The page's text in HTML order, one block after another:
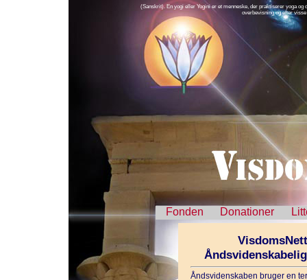
(Sanskrit). En yogi eller Yogini er et menneske, der praktiserer yoga
overbevisning og efter
Fonden Donationer
Åndsvidenskaben bruger en